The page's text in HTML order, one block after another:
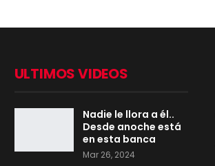
ULTIMOS VIDEOS
Nadie le llora a él..
Desde anoche está
en esta banca
Mar 26, 2024